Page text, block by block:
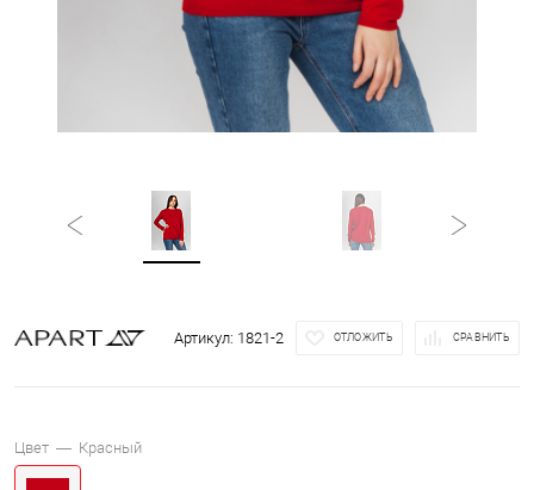
Артикул: 1821-2 ОТЛОЖИТЬ СРАВНИТЬ
Цвет — Красный